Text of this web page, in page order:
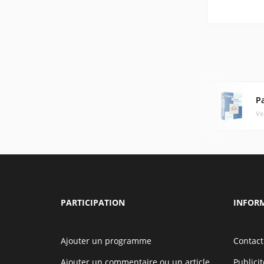
PARTICIPATION
Ajouter un programme
Contact